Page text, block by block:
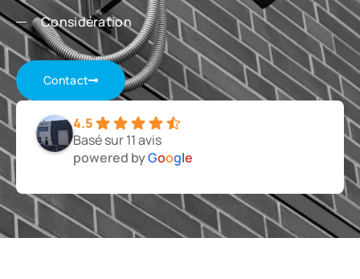
Considération
4.5
Basé sur 11 avis
powered byGoogle
Contact